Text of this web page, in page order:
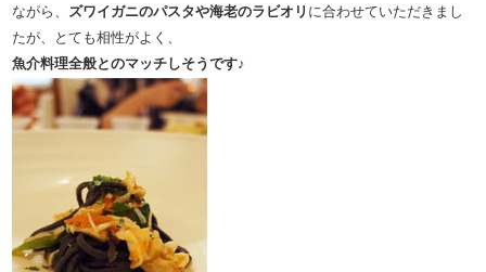
ながら、 ズワイガニのパスタや海老のラビオリ に合わせていただきまし
たが、とても相性がよく、
魚介料理全般とのマッチしそうです♪